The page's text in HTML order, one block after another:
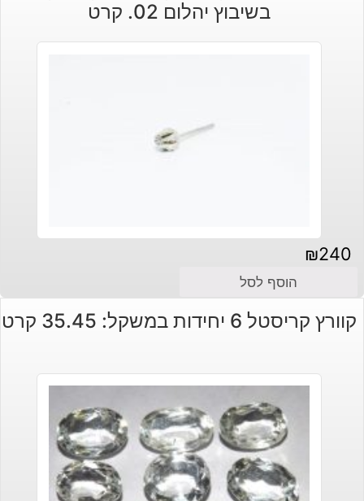
בשיבוץ יהלום 02. קרט
₪240
הוסף לסל
קוורץ קריסטל 6 יחידות במשקל: 35.45 קרט